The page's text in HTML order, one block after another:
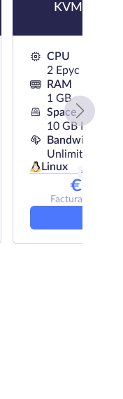
KVM-
CPU
2 Epyc Cores
RAM
1 GB
Space
10 GB NVMe
Bandwidth
Unlimited
Linux
€
€
Facturado cada